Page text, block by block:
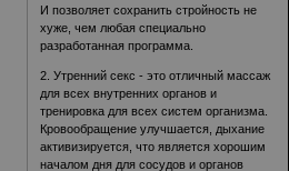
И позволяет сохранить стройность не
хуже, чем любая специально
разработанная программа.
2. Утренний секс - это отличный массаж
для всех внутренних органов и
тренировка для всех систем организма.
Кровообращение улучшается, дыхание
активизируется, что является хорошим
началом дня для сосудов и органов